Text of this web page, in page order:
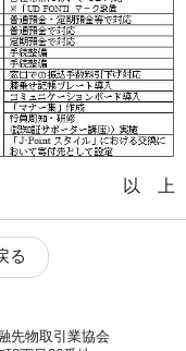
以 上
る
先物取引業協会